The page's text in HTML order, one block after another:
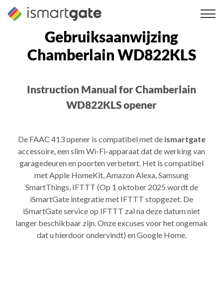
Overslaan
naar
Gebruiksaanwijzing
Chamberlain WD822KLS
Instruction Manual for Chamberlain
WD822KLS opener
De FAAC 413 opener is compatibel met de ismartgate
accessoire, een slim Wi-Fi-apparaat dat de werking van
garagedeuren en poorten verbetert. Het is compatibel
met Apple HomeKit, Amazon Alexa, Samsung
SmartThings, IFTTT (Op 1 oktober 2025 wordt de
iSmartGate integratie met IFTTT stopgezet. De
iSmartGate service op IFTTT zal na deze datum niet
langer beschikbaar zijn. Onze excuses voor het ongemak
dat u hierdoor ondervindt) en Google Home.